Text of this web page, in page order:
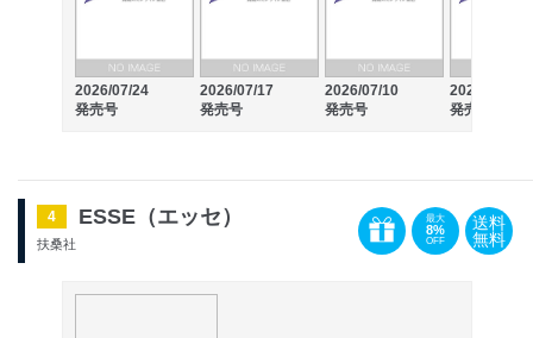
2026/07/24
発売号
2026/07/17
発売号
2026/07/10
発売号
2026/07/03
発売号
4 ESSE（エッセ）
扶桑社
最大
8%
OFF
送料
無料